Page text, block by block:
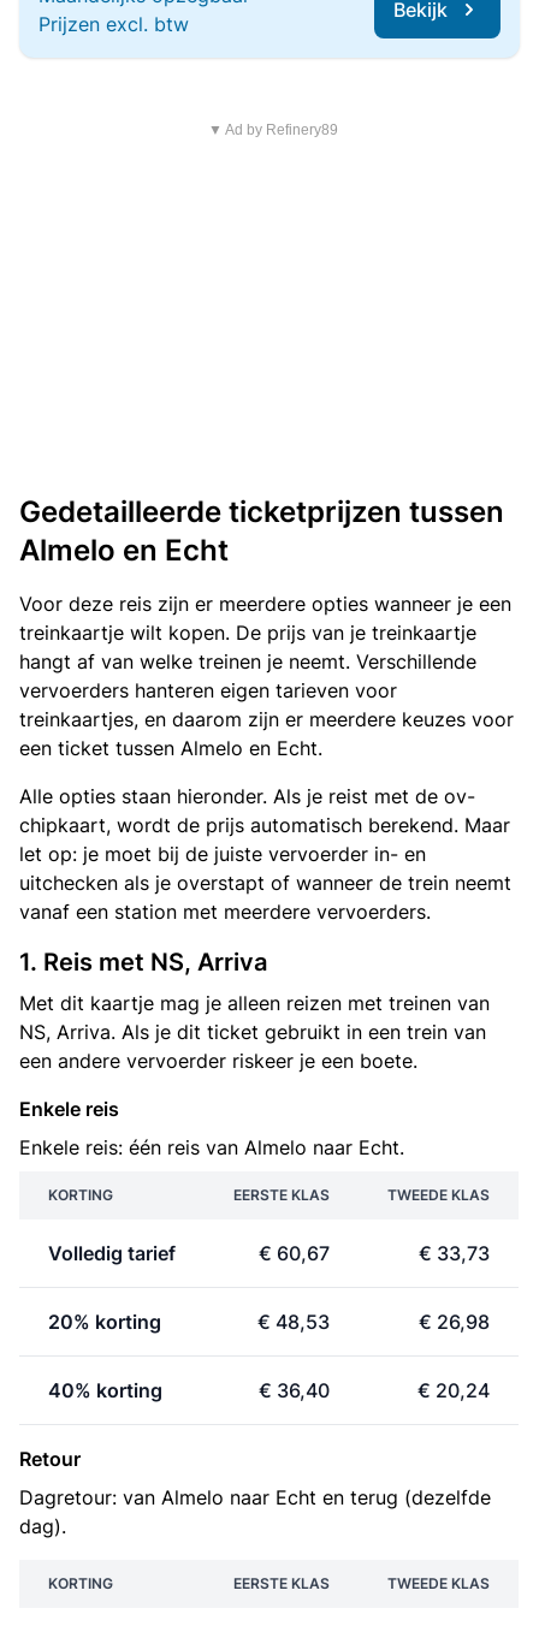
Prijzen excl. btw
Bekijk
▼ Ad by Refinery89
Gedetailleerde ticketprijzen tussen
Almelo en Echt
Voor deze reis zijn er meerdere opties wanneer je een
treinkaartje wilt kopen. De prijs van je treinkaartje
hangt af van welke treinen je neemt. Verschillende
vervoerders hanteren eigen tarieven voor
treinkaartjes, en daarom zijn er meerdere keuzes voor
een ticket tussen Almelo en Echt.
Alle opties staan hieronder. Als je reist met de ov-
chipkaart, wordt de prijs automatisch berekend. Maar
let op: je moet bij de juiste vervoerder in- en
uitchecken als je overstapt of wanneer de trein neemt
vanaf een station met meerdere vervoerders.
1. Reis met NS, Arriva
Met dit kaartje mag je alleen reizen met treinen van
NS, Arriva. Als je dit ticket gebruikt in een trein van
een andere vervoerder riskeer je een boete.
Enkele reis
Enkele reis: één reis van Almelo naar Echt.
KORTING EERSTE KLAS TWEEDE KLAS
Volledig tarief € 60,67 € 33,73
20% korting € 48,53 € 26,98
40% korting € 36,40 € 20,24
Retour
Dagretour: van Almelo naar Echt en terug (dezelfde
dag).
KORTING EERSTE KLAS TWEEDE KLAS